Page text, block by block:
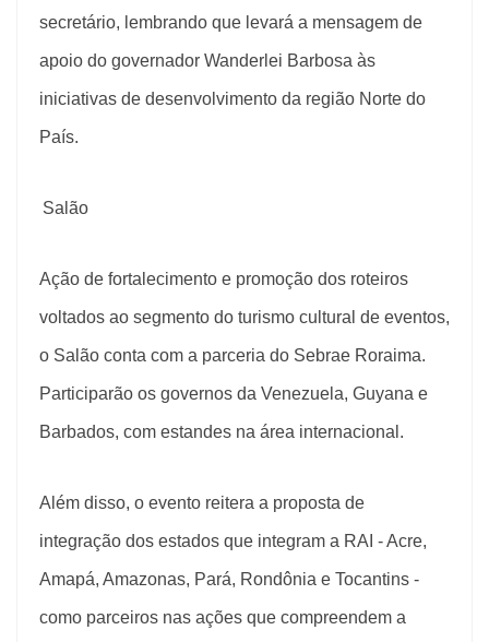
secretário, lembrando que levará a mensagem de
apoio do governador Wanderlei Barbosa às
iniciativas de desenvolvimento da região Norte do
País.
Salão
Ação de fortalecimento e promoção dos roteiros
voltados ao segmento do turismo cultural de eventos,
o Salão conta com a parceria do Sebrae Roraima.
Participarão os governos da Venezuela, Guyana e
Barbados, com estandes na área internacional.
Além disso, o evento reitera a proposta de
integração dos estados que integram a RAI - Acre,
Amapá, Amazonas, Pará, Rondônia e Tocantins -
como parceiros nas ações que compreendem a